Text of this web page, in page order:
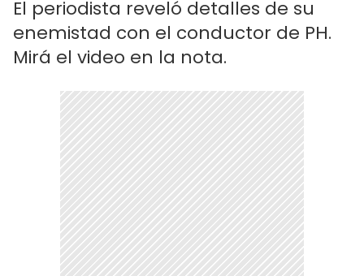
El periodista reveló detalles de su
enemistad con el conductor de PH.
Mirá el video en la nota.